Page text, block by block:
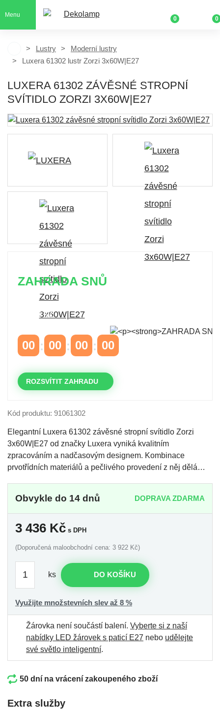
Menu
0 0
Lustry
Moderní lustry
Luxera 61302 lustr Zorzi 3x60W|E27
LUXERA 61302 ZÁVĚSNÉ STROPNÍ
SVÍTIDLO ZORZI 3X60W|E27
ZAHRADA SNŮ
10.000 Kč
00 00 00 00
ROZSVÍTIT ZAHRADU
Kód produktu: 91061302
Elegantní Luxera 61302 závěsné stropní svítidlo Zorzi
3x60W|E27 od značky Luxera vyniká kvalitním
zpracováním a nadčasovým designem. Kombinace
prvotřídních materiálů a pečlivého provedení z něj dělá…
Obvykle do 14 dnů DOPRAVA ZDARMA
3 436 Kč s DPH
(Doporučená maloobchodní cena: 3 922 Kč)
ks DO KOŠÍKU
Využijte množstevních slev až 8 %
Žárovka není součástí balení. Vyberte si z naší
nabídky LED žárovek s paticí E27 nebo udělejte
své světlo inteligentní.
50 dní na vrácení zakoupeného zboží
Extra služby